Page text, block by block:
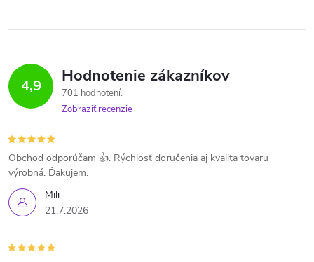
4,9 Hodnotenie zákazníkov
701 hodnotení
Zobraziť recenzie
Mili
21.7.2026
Obchod odporúčam 👍. Rýchlosť doručenia aj kvalita tovaru
výrobná. Ďakujem.